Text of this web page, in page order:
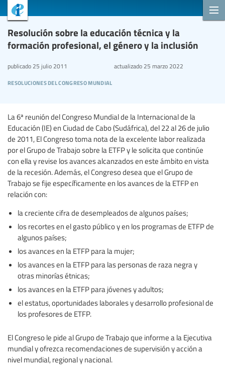
Resolución sobre la educación técnica y la
formación profesional, el género y la inclusión
resoluciones del congreso mundial
publicado 25 julio 2011 actualizado25 marzo 2022
La 6ª reunión del Congreso Mundial de la Internacional de la
Educación (IE) en Ciudad de Cabo (Sudáfrica), del 22 al 26 de julio
de 2011, El Congreso toma nota de la excelente labor realizada
por el Grupo de Trabajo sobre la ETFP y le solicita que continúe
con ella y revise los avances alcanzados en este ámbito en vista
de la recesión. Además, el Congreso desea que el Grupo de
Trabajo se fije específicamente en los avances de la ETFP en
relación con:
la creciente cifra de desempleados de algunos países;
los recortes en el gasto público y en los programas de ETFP de
algunos países;
los avances en la ETFP para la mujer;
los avances en la ETFP para las personas de raza negra y
otras minorías étnicas;
los avances en la ETFP para jóvenes y adultos;
el estatus, oportunidades laborales y desarrollo profesional de
los profesores de ETFP.
El Congreso le pide al Grupo de Trabajo que informe a la Ejecutiva
mundial y ofrezca recomendaciones de supervisión y acción a
nivel mundial, regional y nacional.